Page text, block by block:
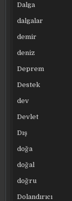
Dalga
dalgalar
demir
deniz
Deprem
Destek
dev
Devlet
Dış
doğa
doğal
doğru
Dolandırıcı